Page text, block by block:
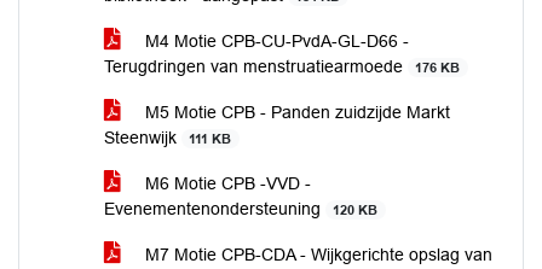
M4 Motie CPB-CU-PvdA-GL-D66 -
Terugdringen van menstruatiearmoede
176 KB
M5 Motie CPB - Panden zuidzijde Markt
Steenwijk
111 KB
M6 Motie CPB -VVD -
Evenementenondersteuning
120 KB
M7 Motie CPB-CDA - Wijkgerichte opslag van